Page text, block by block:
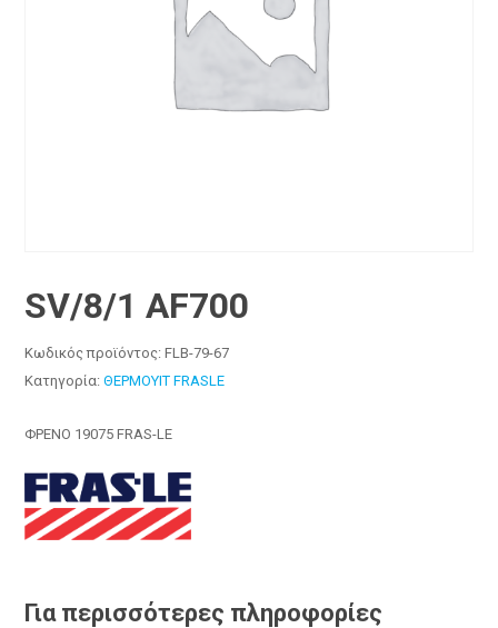
SV/8/1 AF700
Κωδικός προϊόντος:FLB-79-67
Κατηγορία:ΘΕΡΜΟΥΙΤ FRASLE
ΦΡΕΝΟ 19075 FRAS-LE
Για περισσότερες πληροφορίες